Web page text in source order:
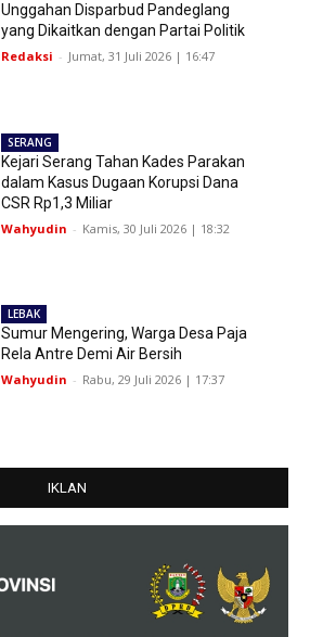
Unggahan Disparbud Pandeglang
yang Dikaitkan dengan Partai Politik
Redaksi - Jumat, 31 Juli 2026 | 16:47
SERANG
Kejari Serang Tahan Kades Parakan
dalam Kasus Dugaan Korupsi Dana
CSR Rp1,3 Miliar
Wahyudin - Kamis, 30 Juli 2026 | 18:32
LEBAK
Sumur Mengering, Warga Desa Paja
Rela Antre Demi Air Bersih
Wahyudin - Rabu, 29 Juli 2026 | 17:37
IKLAN